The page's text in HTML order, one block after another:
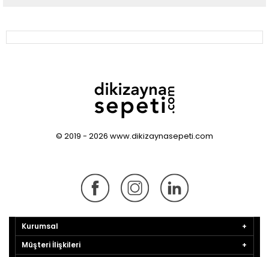
© 2019 - 2026 www.dikizaynasepeti.com
Kurumsal
Müşteri İlişkileri